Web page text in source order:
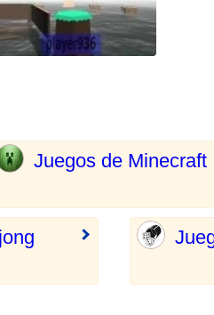
Juegos de Minecraft